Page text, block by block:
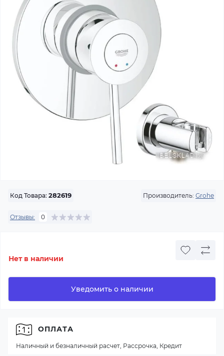
Код Товара: 282619 Производитель: Grohe
Отзывы: 0
Нет в наличии
Уведомить о наличии
ОПЛАТА
Наличный и безналичный расчет, Рассрочка, Кредит